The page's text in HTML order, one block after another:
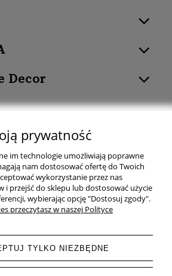
Decor
mail: sklep at naturalhomedecor.pl | Tel.:
7971800592 | REGON: 381429127
© 2026 - Naturalhomedecor.pl
prywatność
im technologie umożliwiają poprawne
nam dostosować ofertę do Twoich
wykorzystanie przez nas
i przejść do sklepu lub dostosować użycie
wybierając opcję "Dostosuj zgody".
przeczytasz w naszej Polityce
TYLKO NIEZBĘDNE